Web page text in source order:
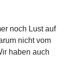
noch Lust auf
nicht vom
haben auch